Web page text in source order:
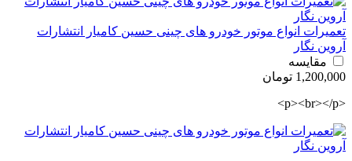
تعمیرات انواع موتور خودرو های چینی حسین کامیار انتشارات
آروین نگار
مقایسه
1,200,000 تومان
<p><br></p>